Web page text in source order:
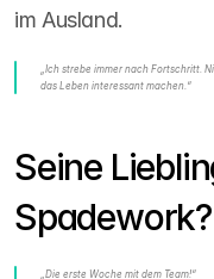
im Ausland.
„Ich strebe immer nach Fortschritt.
das Leben interessant machen.“
Seine
Spadework?
„Die erste Woche mit dem Team!“